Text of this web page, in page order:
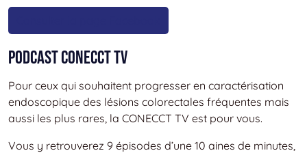
Podcast CONECCT TV
Pour ceux qui souhaitent progresser en caractérisation
endoscopique des lésions colorectales fréquentes mais
aussi les plus rares, la CONECCT TV est pour vous.
Vous y retrouverez 9 épisodes d’une 10 aines de minutes,